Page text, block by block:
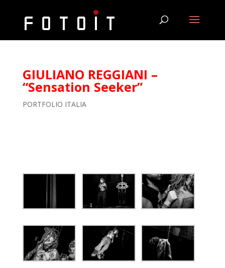
GIULIANO REGGIANI –
“Sensation Seeker”
PORTFOLIO ITALIA